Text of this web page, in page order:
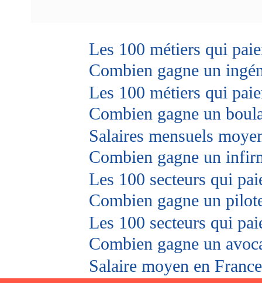
Les 100 métiers qui
Combien gagne un
Les 100 métiers qui
Combien gagne un
Salaires mensuels
Combien gagne un
Les 100 secteurs qui
Combien gagne un
Les 100 secteurs qui
Combien gagne un
Salaire moyen en France